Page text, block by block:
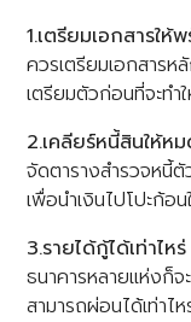
1.เตรียมเอกสารให้
ควรเตรียมเอกสาร
เตรียมตัวก่อนที่จะทำ
2.เคลียร์หนี้สินให้ห
จัดตารางสำรวจหนี้
เพื่อนำเงินไปโปะก้อ
3.รายได้กู้ได้เท่าไหร่
ธนาคารหลายแห่งก็จ
สามารถผ่อนได้เท่าไ